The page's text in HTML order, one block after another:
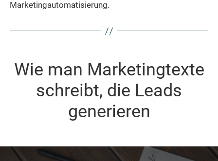
Marketingautomatisierung.
Wie man Marketingtexte
schreibt, die Leads
generieren